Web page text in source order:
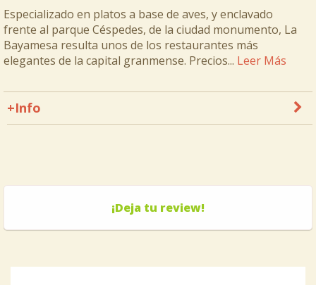
Especializado en platos a base de aves, y enclavado
frente al parque Céspedes, de la ciudad monumento, La
Bayamesa resulta unos de los restaurantes más
elegantes de la capital granmense. Precios... Leer Más
+Info
¡Deja tu review!